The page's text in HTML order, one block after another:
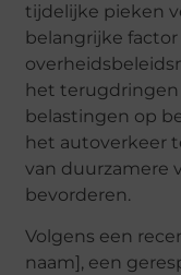
tijdelijke pieken
belangrijke factor
het terugdringen
belastingen op
het autoverkeer
van duurzamere
bevorderen.
Volgens een
naam], een